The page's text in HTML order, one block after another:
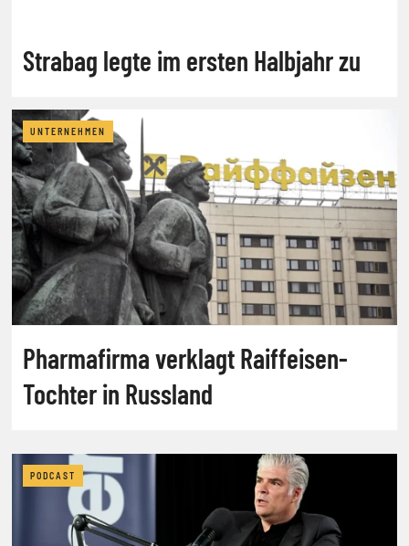
Strabag legte im ersten Halbjahr zu
UNTERNEHMEN
Pharmafirma verklagt Raiffeisen-
Tochter in Russland
PODCAST